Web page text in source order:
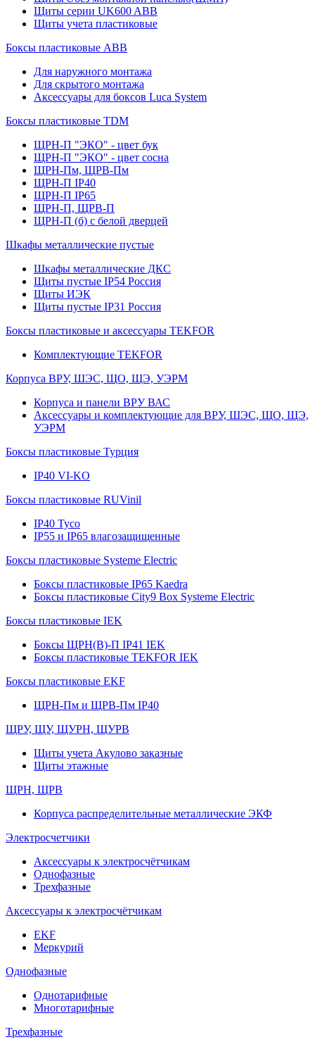
Щиты серии UK600 ABB
Щиты учета пластиковые
Боксы пластиковые ABB
Для наружного монтажа
Для скрытого монтажа
Аксессуары для боксов Luca System
Боксы пластиковые TDM
ЩРН-П "ЭКО" - цвет бук
ЩРН-П "ЭКО" - цвет сосна
ЩРН-Пм, ЩРВ-Пм
ЩРН-П IP40
ЩРН-П IP65
ЩРН-П, ЩРВ-П
ЩРН-П (б) с белой дверцей
Шкафы металлические пустые
Шкафы металлические ДКС
Щиты пустые IP54 Россия
Щиты ИЭК
Щиты пустые IP31 Россия
Боксы пластиковые и аксессуары TEKFOR
Комплектующие TEKFOR
Корпуса ВРУ, ШЭС, ЩО, ЩЭ, УЭРМ
Корпуса и панели ВРУ ВАС
Аксессуары и комплектующие для ВРУ, ШЭС, ЩО, ЩЭ,
УЭРМ
Боксы пластиковые Турция
IP40 VI-KO
Боксы пластиковые RUVinil
IP40 Тусо
IP55 и IP65 влагозащищенные
Боксы пластиковые Systeme Electric
Боксы пластиковые IP65 Kaedra
Боксы пластиковые City9 Box Systeme Electric
Боксы пластиковые IEK
Боксы ЩРН(В)-П IP41 IEK
Боксы пластиковые TEKFOR IEK
Боксы пластиковые EKF
ЩРН-Пм и ЩРВ-Пм IP40
ЩРУ, ЩУ, ЩУРН, ЩУРВ
Щиты учета Акулово заказные
Щиты этажные
ЩРН, ЩРВ
Корпуса распределительные металлические ЭКФ
Электросчетчики
Аксессуары к электросчётчикам
Однофазные
Трехфазные
Аксессуары к электросчётчикам
EKF
Меркурий
Однофазные
Однотарифные
Многотарифные
Трехфазные